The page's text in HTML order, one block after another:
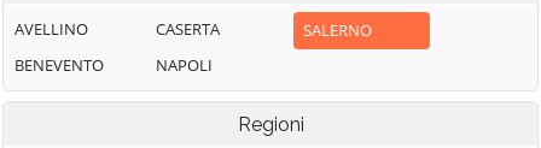
Baronissi
Battipaglia
Bellizzi
Lustra
Magliano Vetere
Maiori
Mercato San
Salvitelle
Picentino
San Giovanni a
AVELLINO
BENEVENTO
CASERTA
NAPOLI
SALERNO
Regioni